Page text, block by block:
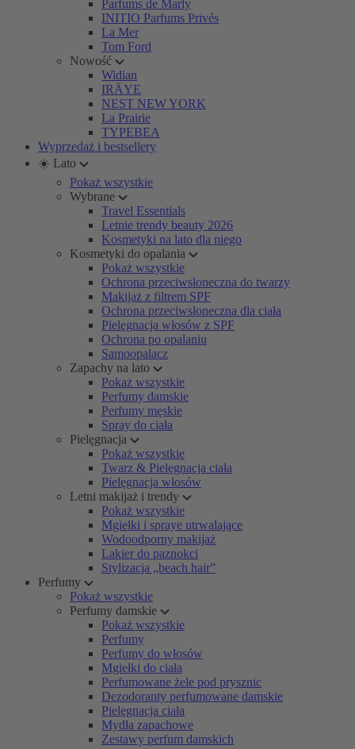
Parfums de Marly
INITIO Parfums Privés
La Mer
Tom Ford
Nowość
Widian
IRÄYE
NEST NEW YORK
La Prairie
TYPEBEA
Wyprzedaż i bestsellery
☀️ Lato
Pokaż wszystkie
Wybrane
Travel Essentials
Letnie trendy beauty 2026
Kosmetyki na lato dla niego
Kosmetyki do opalania
Pokaż wszystkie
Ochrona przeciwsłoneczna do twarzy
Makijaż z filtrem SPF
Ochrona przeciwsłoneczna dla ciała
Pielęgnacja włosów z SPF
Ochrona po opalaniu
Samoopalacz
Zapachy na lato
Pokaż wszystkie
Perfumy damskie
Perfumy męskie
Spray do ciała
Pielęgnacja
Pokaż wszystkie
Twarz & Pielęgnacja ciała
Pielęgnacja włosów
Letni makijaż i trendy
Pokaż wszystkie
Mgiełki i spraye utrwalające
Wodoodporny makijaż
Lakier do paznokci
Stylizacja „beach hair”
Perfumy
Pokaż wszystkie
Perfumy damskie
Pokaż wszystkie
Perfumy
Perfumy do włosów
Mgiełki do ciała
Perfumowane żele pod prysznic
Dezodoranty perfumowane damskie
Pielęgnacja ciała
Mydła zapachowe
Zestawy perfum damskich